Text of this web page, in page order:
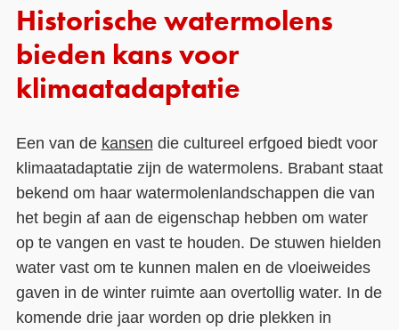
Historische watermolens
bieden kans voor
klimaatadaptatie
Een van de kansen die cultureel erfgoed biedt voor
klimaatadaptatie zijn de watermolens. Brabant staat
bekend om haar watermolenlandschappen die van
het begin af aan de eigenschap hebben om water
op te vangen en vast te houden. De stuwen hielden
water vast om te kunnen malen en de vloeiweides
gaven in de winter ruimte aan overtollig water. In de
komende drie jaar worden op drie plekken in